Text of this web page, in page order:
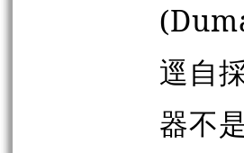
逕自
器不